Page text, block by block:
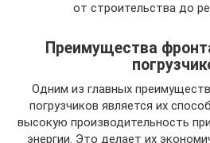
от строительства до
Преимущества
Одним из главных
погрузчиков является их
высокую производительность
энергии. Это делает их